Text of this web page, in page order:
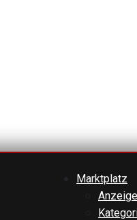
Marktplatz